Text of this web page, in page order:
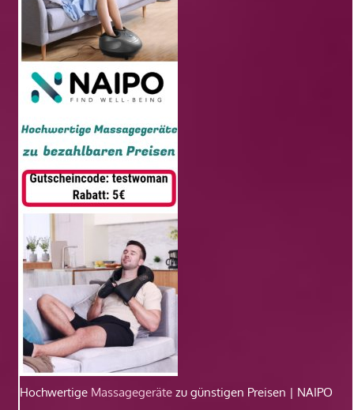
Hochwertige Massagegeräte zu günstigen Preisen | NAIPO